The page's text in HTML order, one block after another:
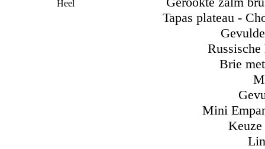
Heel
Tapas plateau -
Russische
Brie
Mini